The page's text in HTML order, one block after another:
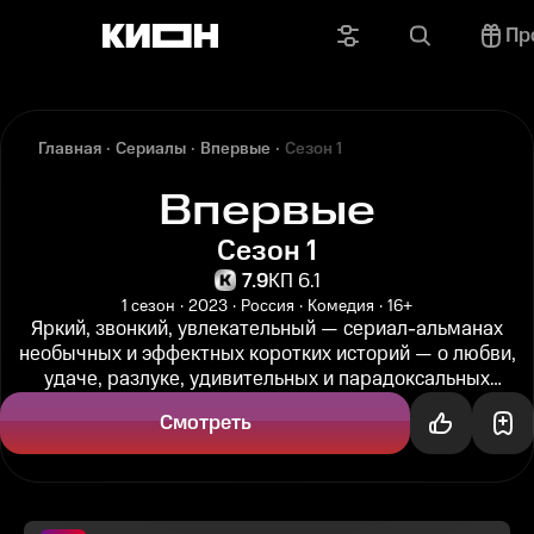
Главная Сериалы Впервые Сезон 1
Впервые
Сезон 1
7.9КП 6.1
1 сезон 2023 Россия Комедия 16+
Яркий, звонкий, увлекательный — сериал-альманах
необычных и эффектных коротких историй — о любви,
удаче, разлуке, удивительных и парадоксальных
поворотах судьбы. Первый...
Смотреть